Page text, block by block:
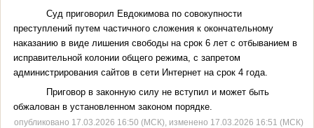
Суд приговорил Евдокимова по совокупности
преступлений путем частичного сложения к окончательному
наказанию в виде лишения свободы на срок 6 лет с отбыванием в
исправительной колонии общего режима, с запретом
администрирования сайтов в сети Интернет на срок 4 года.
Приговор в законную силу не вступил и может быть
обжалован в установленном законом порядке.
опубликовано 17.03.2026 16:50 (МСК), изменено 17.03.2026 16:51 (МСК)